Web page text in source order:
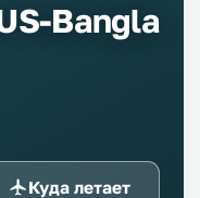
Bangla
Куда летает